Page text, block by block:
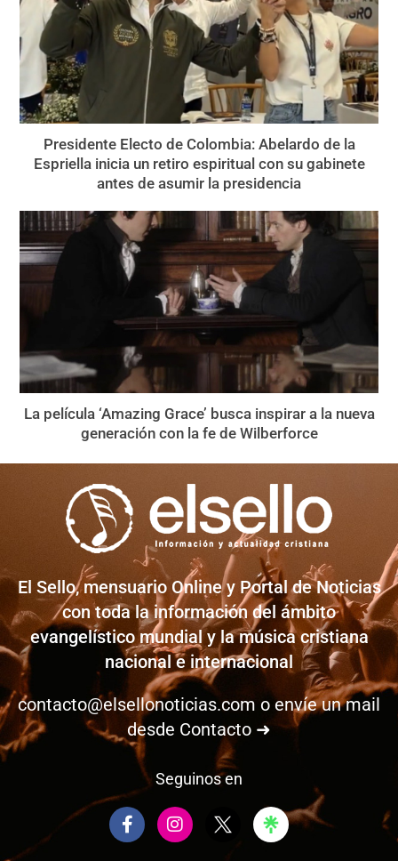
Presidente Electo de Colombia: Abelardo de la
Espriella inicia un retiro espiritual con su gabinete
antes de asumir la presidencia
La película ‘Amazing Grace’ busca inspirar a la nueva
generación con la fe de Wilberforce
El Sello, mensuario Online y Portal de Noticias
con toda la información del ámbito
evangelístico mundial y la música cristiana
nacional e internacional
contacto@elsellonoticias.com o envíe un mail
desde Contacto ➜
Seguinos en
F
a
I
n